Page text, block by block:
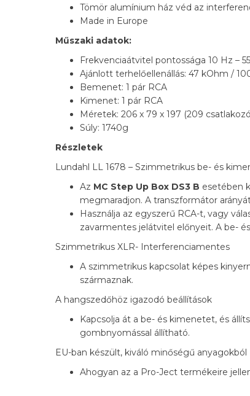
Tömör alumínium ház véd az
Made in Europe
Műszaki adatok:
Frekvenciaátvitel pontossága 10 Hz –
Ajánlott terhelőellenállás: 47 kOhm /
Bemenet: 1 pár RCA
Kimenet: 1 pár RCA
Méretek: 206 x 79 x 197 (209
Súly: 1740g
Részletek
Lundahl LL 1678 – Szimmetrikus be- és
Az MC Step Up Box DS3 B esetében
megmaradjon. A transzformátor
Használja az egyszerű RCA-t, vagy
zavarmentes jelátvitel előnyeit. A be-
Szimmetrikus XLR- Interferenciamentes
A szimmetrikus kapcsolat képes
származnak.
A hangszedőhöz igazodó beállítások
Kapcsolja át a be- és kimenetet, és
gombnyomással állítható.
EU-ban készült, kiváló minőségű anyagokból
Ahogyan az a Pro-Ject termékeire